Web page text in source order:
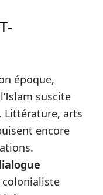
époque,
suscite
Littérature, arts
encore